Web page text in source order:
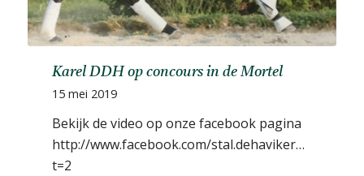
Karel DDH op concours in de Mortel
15 mei 2019
Bekijk de video op onze facebook pagina
http://www.facebook.com/stal.dehavikerwaard/
t=2